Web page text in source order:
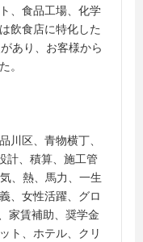
、食品工場、化学
飲食店に特化した
あり、お客様から
。
川区、青物横丁、
計、積算、施工管
、熱、馬力、一生
、女性活躍、グロ
家賃補助、奨学金
ト、ホテル、クリ